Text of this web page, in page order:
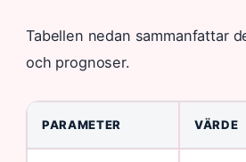
Tabellen nedan sammanfattar
och prognoser.
PARAMETER VÄRDE